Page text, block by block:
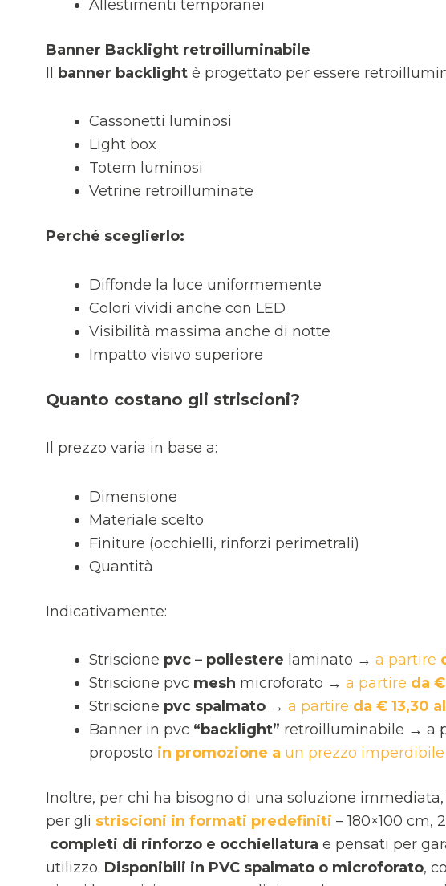
Allestimenti temporanei
Banner Backlight retroilluminabile
Il
banner backlight è progettato per essere
Cassonetti luminosi
Light box
Totem luminosi
Vetrine retroilluminate
Perché sceglierlo:
Diffonde la luce uniformemente
Colori vividi anche con LED
Visibilità massima anche di notte
Impatto visivo superiore
Quanto costano gli striscioni?
Il prezzo varia in base a:
Dimensione
Materiale scelto
Finiture (occhielli, rinforzi perimetrali)
Quantità
Indicativamente:
Striscione pvc – poliestere laminato → a partire
Striscione pvc mesh microforato → a partire da
Striscione pvc spalmato → a partire da € 13,30
Banner in pvc “backlight” retroilluminabile → a
proposto in promozione a un prezzo
Inoltre, per chi ha bisogno di una soluzione
per gli striscioni in formati predefiniti – 180×100 cm,
completi di rinforzo e occhiellatura e pensati per
utilizzo. Disponibili in PVC spalmato o microforato,